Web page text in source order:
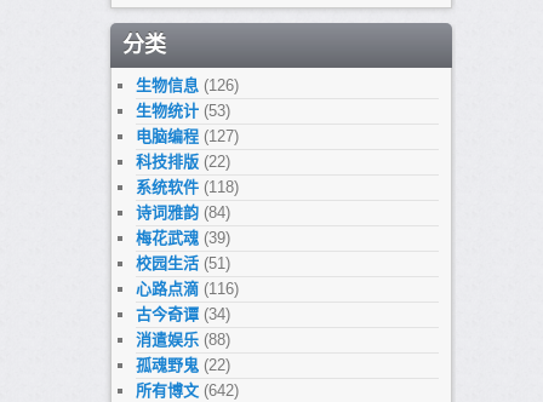
分类
生物信息(126)
生物统计(53)
电脑编程(127)
科技排版(22)
系统软件(118)
诗词雅韵(84)
梅花武魂(39)
校园生活(51)
心路点滴(116)
古今奇谭(34)
消遣娱乐(88)
孤魂野鬼(22)
所有博文(642)